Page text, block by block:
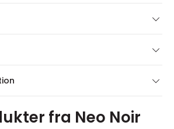
fra Neo Noir